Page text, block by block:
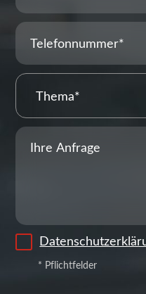
Thema*
* Pflichtfelder